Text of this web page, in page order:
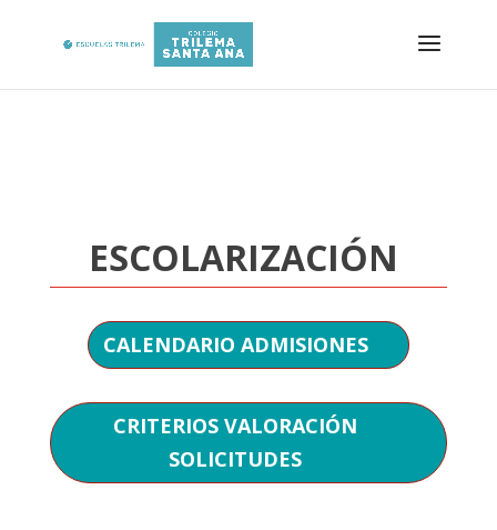
ESCOLARIZACIÓN
CALENDARIO ADMISIONES
CRITERIOS VALORACIÓN
SOLICITUDES